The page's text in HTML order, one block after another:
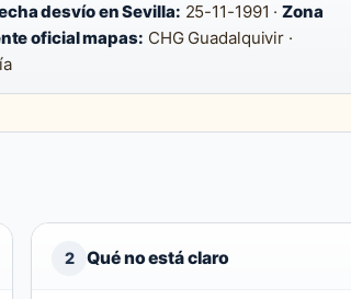
desvío en Sevilla: 25-11-1991 ·Zona
oficial mapas: CHG Guadalquivir ·
2 Qué no está claro